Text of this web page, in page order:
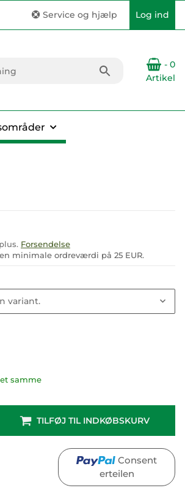
Service og hjælp Log ind
- 0
Artikel
samme
Forsendelse
minimale ordreværdi på 25 EUR.
variant.
TILFØJ TIL INDKØBSKURV
Consent
erteilen